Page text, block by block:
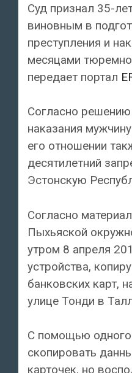
Суд признал 35-
виновным в
преступления и
месяцами
передает портал
Согласно
наказания
его отношении
десятилетний
Эстонскую
Согласно
Пыхьяской
утром 8 апреля
устройства,
банковских карт,
улице Тонди в
С помощью одного
скопировать
карточек, но